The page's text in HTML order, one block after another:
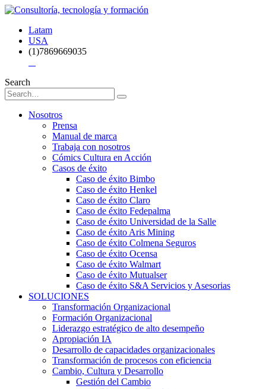
Latam
USA
(1)7869669035
Search
Nosotros
Prensa
Manual de marca
Trabaja con nosotros
Cómics Cultura en Acción
Casos de éxito
Caso de éxito Bimbo
Caso de éxito Henkel
Caso de éxito Claro
Caso de éxito Fedepalma
Caso de éxito Universidad de la Salle
Caso de éxito Aris Mining
Caso de éxito Colmena Seguros
Caso de éxito Ocensa
Caso de éxito Walmart
Caso de éxito Mutualser
Caso de éxito S&A Servicios y Asesorias
SOLUCIONES
Transformación Organizacional
Formación Organizacional
Liderazgo estratégico de alto desempeño
Apropiación IA
Desarrollo de capacidades organizacionales
Transformación de procesos con eficiencia
Cambio, Cultura y Desarrollo
Gestión del Cambio